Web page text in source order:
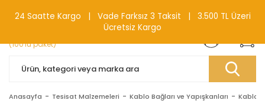
0(212) 240 87 88
Anasayfa Tesisat Malzemeleri Kablo Bağları ve Yapışkanları Kablo
24 Saatte Kargo | Vade Farksız 3 Taksit | 3.500 TL Üzeri
Ücretsiz Kargo